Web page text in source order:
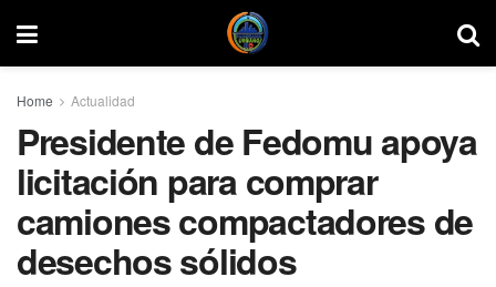
Home Actualidad
Presidente de Fedomu apoya
licitación para comprar
camiones compactadores de
desechos sólidos